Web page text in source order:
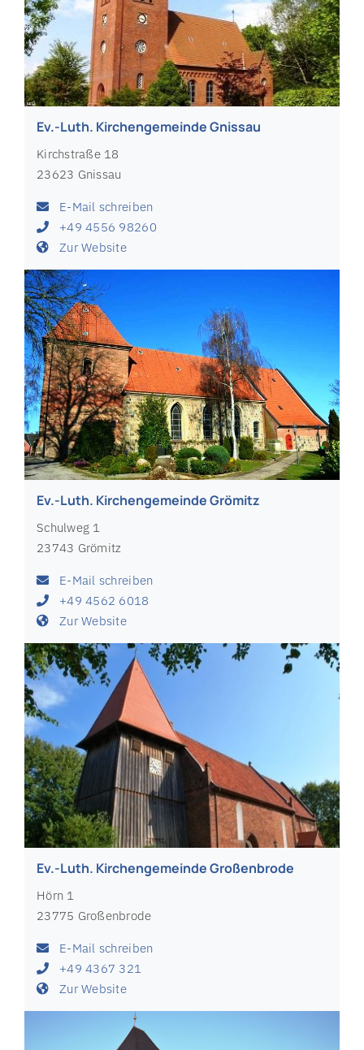
Ev.-Luth. Kirchengemeinde Gnissau
Kirchstraße 18
23623 Gnissau
E-Mail schreiben
+49 4556 98260
Zur Website
Ev.-Luth. Kirchengemeinde Grömitz
Schulweg 1
23743 Grömitz
E-Mail schreiben
+49 4562 6018
Zur Website
Ev.-Luth. Kirchengemeinde Großenbrode
Hörn 1
23775 Großenbrode
E-Mail schreiben
+49 4367 321
Zur Website